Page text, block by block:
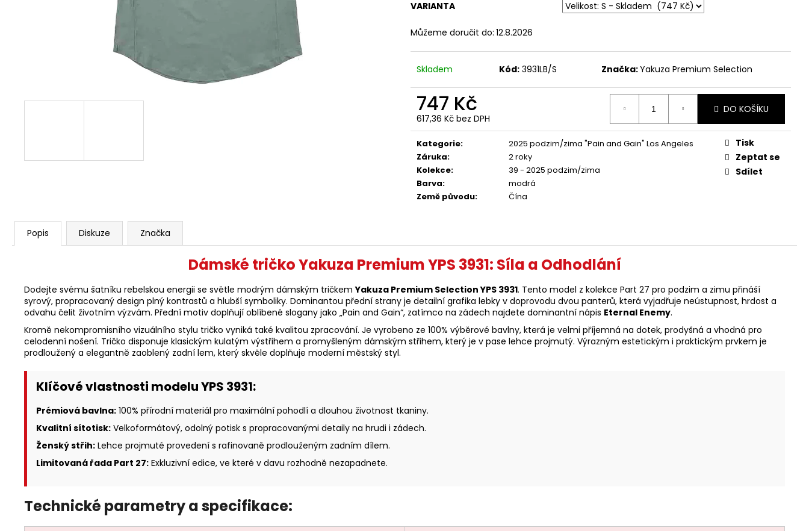
VARIANTA
Můžeme doručit do: 12.8.2026
Skladem Kód: 3931LB/S Značka:Yakuza Premium Selection
747 Kč
617,36 Kč bez DPH
Měrná
cena:
DO KOŠÍKU
Kategorie:
2025 podzim/zima "Pain and Gain" Los Angeles
Záruka:
2 roky
Kolekce:
39 - 2025 podzim/zima
Barva:
modrá
Země původu: Čína
Tisk
Zeptat se
Sdílet
Popis Diskuze Značka
Dámské tričko Yakuza Premium YPS 3931: Síla a Odhodlání
Dodejte svému šatníku rebelskou energii se světle modrým dámským tričkemYakuza Premium Selection YPS 3931. Tento model z kolekce Part 27 pro podzim a zimu přináší
syrový, propracovaný design plný kontrastů a hlubší symboliky. Dominantou přední strany je detailní grafika lebky v doprovodu dvou panterů, která vyjadřuje neústupnost, hrdost a
odvahu čelit životním výzvám. Přední motiv doplňují oblíbené slogany jako „Pain and Gain“, zatímco na zádech najdete dominantní nápis Eternal Enemy.
Kromě nekompromisního vizuálního stylu tričko vyniká také kvalitou zpracování. Je vyrobeno ze 100% výběrové bavlny, která je velmi příjemná na dotek, prodyšná a vhodná pro
celodenní nošení. Tričko disponuje klasickým kulatým výstřihem a promyšleným dámským střihem, který je v pase lehce projmutý. Výrazným estetickým i praktickým prvkem je
prodloužený a elegantně zaoblený zadní lem, který skvěle doplňuje moderní městský styl.
Klíčové vlastnosti modelu YPS 3931:
Prémiová bavlna: 100% přírodní materiál pro maximální pohodlí a dlouhou životnost tkaniny.
Kvalitní sítotisk: Velkoformátový, odolný potisk s propracovanými detaily na hrudi i zádech.
Ženský střih: Lehce projmuté provedení s rafinovaně prodlouženým zadním dílem.
Limitovaná řada Part 27: Exkluzivní edice, ve které v davu rozhodně nezapadnete.
Technické parametry a specifikace:
749 Kč